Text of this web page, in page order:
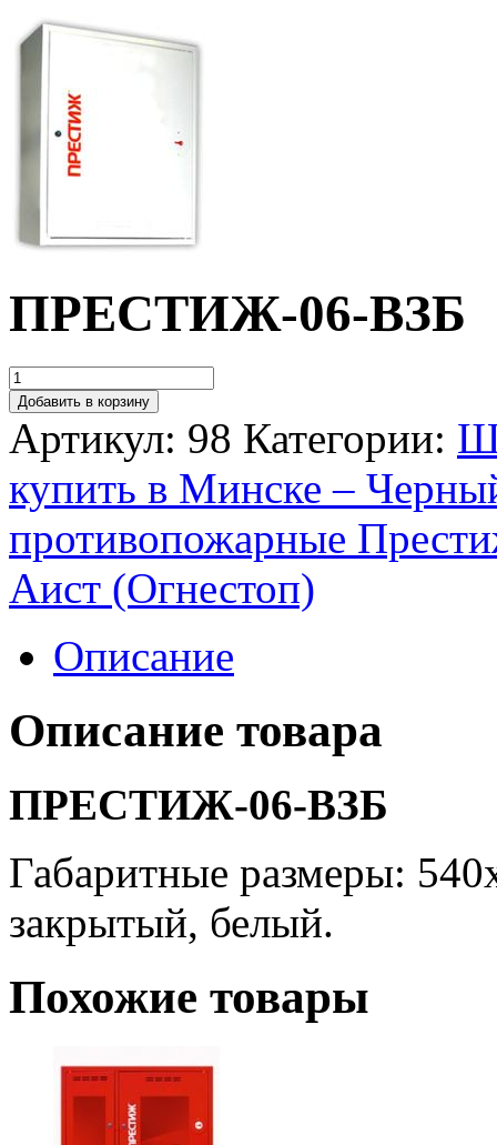
ПРЕСТИЖ-06-ВЗБ
Добавить в корзину
Артикул: 98 Категории:
купить в Минске –
противопожарные
Аист (Огнестоп)
Описание
Описание товара
ПРЕСТИЖ-06-ВЗБ
Габаритные размеры:
закрытый, белый.
Похожие товары